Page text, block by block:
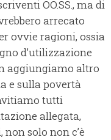
OO.SS., ma di
arrecato
ovvie ragioni, ossia
d’utilizzazione
aggiungiamo altro
e sulla povertà
tutti
allegata,
solo non c’è